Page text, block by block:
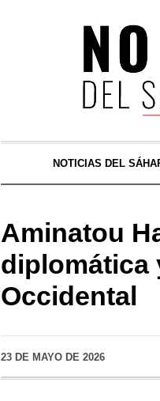
NOTICIAS DEL
Aminatou
diplomática
Occidental
23 DE MAYO DE 2026